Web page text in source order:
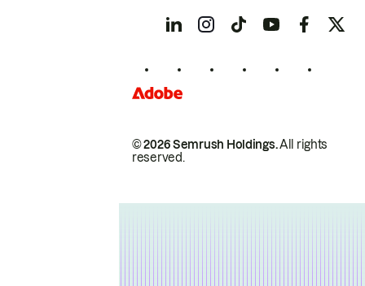
© 2026 Semrush Holdings.All rights
reserved.